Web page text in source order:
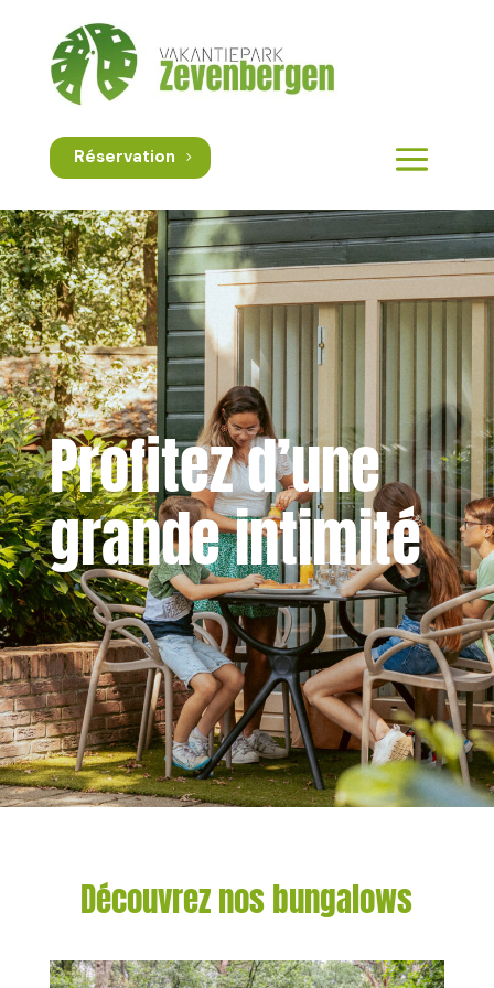
Réservation
Profitez d’une
grande intimité
Découvrez nos bungalows